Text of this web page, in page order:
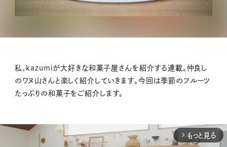
私、kazumiが大好きな和菓子屋さんを紹介する連載。仲良し
のワヌ山さんと楽しく紹介していきます。今回は季節のフルーツ
たっぷりの和菓子をご紹介します。
arrow_forward_ios もっと見る